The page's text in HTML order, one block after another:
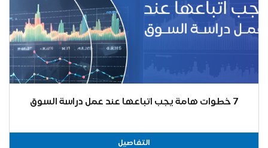
7 خطوات هامة يجب اتباعها عند عمل دراسة السوق
التفاصيل